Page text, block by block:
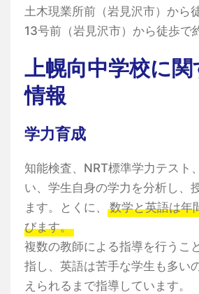
土木現業所前（岩見沢市）から
13号前（岩見沢市）から徒歩で
上幌向中学校に
情報
学力育成
知能検査、NRT標準学力テスト
い、学生自身の学力を分析し、
ます。とくに、
数学と英語は年
びます。
複数の教師による指導を行うこ
指し、英語は苦手な学生も多い
えられるまで指導しています。